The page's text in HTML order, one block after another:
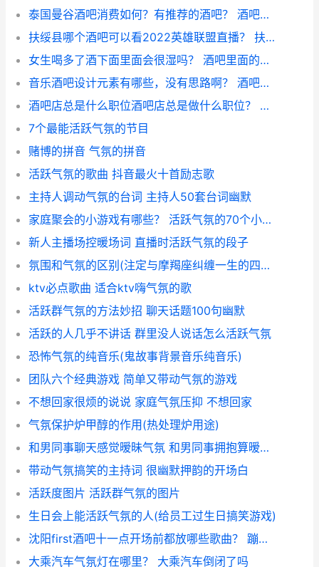
泰国曼谷酒吧消费如何？有推荐的酒吧？ 酒吧男营销都睡女客人吗
扶绥县哪个酒吧可以看2022英雄联盟直播？ 扶绥县酒吧
女生喝多了酒下面里面会很湿吗？ 酒吧里面的女生都是脏的吗
音乐酒吧设计元素有哪些，没有思路啊？ 酒吧驻唱琴行老师
酒吧店总是什么职位酒吧店总是做什么职位？ 工作职位有哪些
7个最能活跃气氛的节目
赌博的拼音 气氛的拼音
活跃气氛的歌曲 抖音最火十首励志歌
主持人调动气氛的台词 主持人50套台词幽默
家庭聚会的小游戏有哪些？ 活跃气氛的70个小游戏
新人主播场控暖场词 直播时活跃气氛的段子
氛围和气氛的区别(注定与摩羯座纠缠一生的四大星座)
ktv必点歌曲 适合ktv嗨气氛的歌
活跃群气氛的方法妙招 聊天话题100句幽默
活跃的人几乎不讲话 群里没人说话怎么活跃气氛
恐怖气氛的纯音乐(鬼故事背景音乐纯音乐)
团队六个经典游戏 简单又带动气氛的游戏
不想回家很烦的说说 家庭气氛压抑 不想回家
气氛保护炉甲醇的作用(热处理炉用途)
和男同事聊天感觉暧昧气氛 和男同事拥抱算暧昧吗
带动气氛搞笑的主持词 很幽默押韵的开场白
活跃度图片 活跃群气氛的图片
生日会上能活跃气氛的人(给员工过生日搞笑游戏)
沈阳first酒吧十一点开场前都放哪些歌曲？ 蹦迪dj带气氛说的话
大乘汽车气氛灯在哪里？ 大乘汽车倒闭了吗